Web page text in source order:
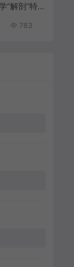
在上海电力大学“解剖”特斯拉 校企携手研发3D解构示教平台培养卓越工程师明星在资本面前有多卑微？杨颖被摸胸抱起，林更新被怒骂不敢回嘴
783